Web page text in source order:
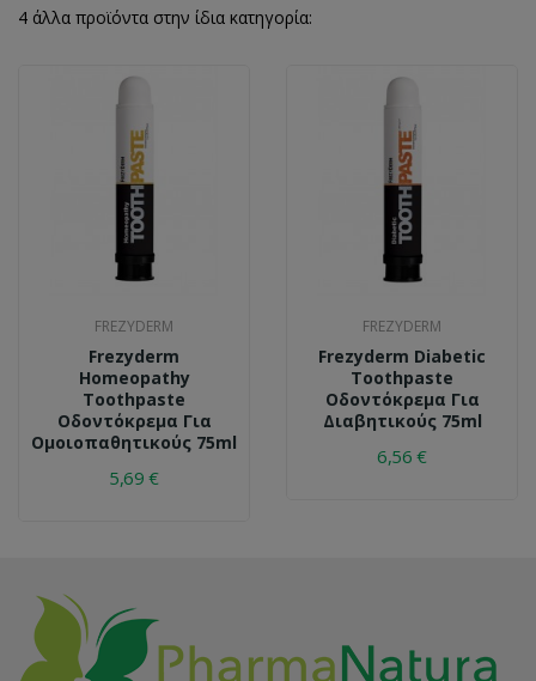
4 άλλα προϊόντα στην ίδια κατηγορία:
FREZYDERM
Frezyderm
Homeopathy
Toothpaste
Οδοντόκρεμα Για
Ομοιοπαθητικούς 75ml
5,69 €
FREZYDERM
Frezyderm Diabetic
Toothpaste
Οδοντόκρεμα Για
Διαβητικούς 75ml
6,56 €